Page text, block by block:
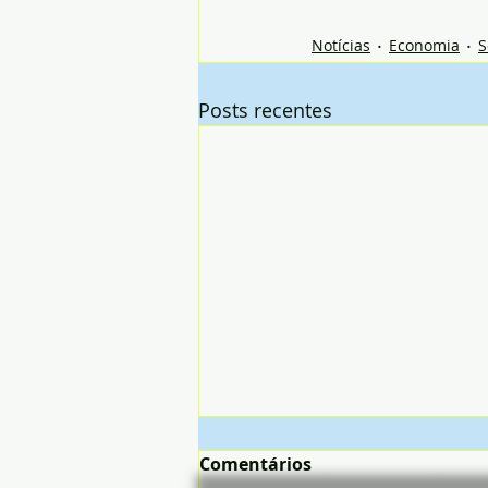
Notícias Economia
Posts recentes
Comentários